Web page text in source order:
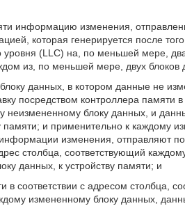
информацию изменения,
которая генерируется после
уровня (LLC) на, по меньшей мере,
из, по меньшей мере, двух блоков
данных, в котором данные не
посредством контроллера памяти
неизмененному блоку данных, и
памяти; и применительно к каждому
изменения, отправляют
столбца, соответствующий
данных, к устройству памяти; и
в соответствии с адресом столбца,
измененному блоку данных,